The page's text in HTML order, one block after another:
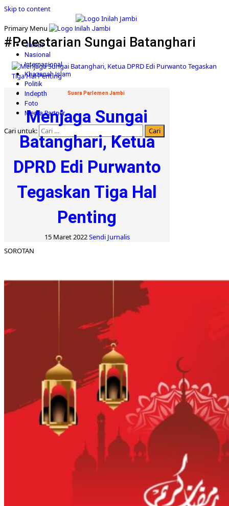
Skip to content
Primary Menu
Jambi
Nasional
Internasional
Khazanah Islam
Politik
Indepth
Foto
Media Partner
Cari untuk:
#Pelestarian Sungai Batanghari
Suara Parlemen Jambi
Menjaga Sungai
Batanghari, Ketua
DPRD Edi Purwanto
Tegaskan Tiga Hal
Penting
15 Maret 2022Sendi Jurnalis
SOROTAN